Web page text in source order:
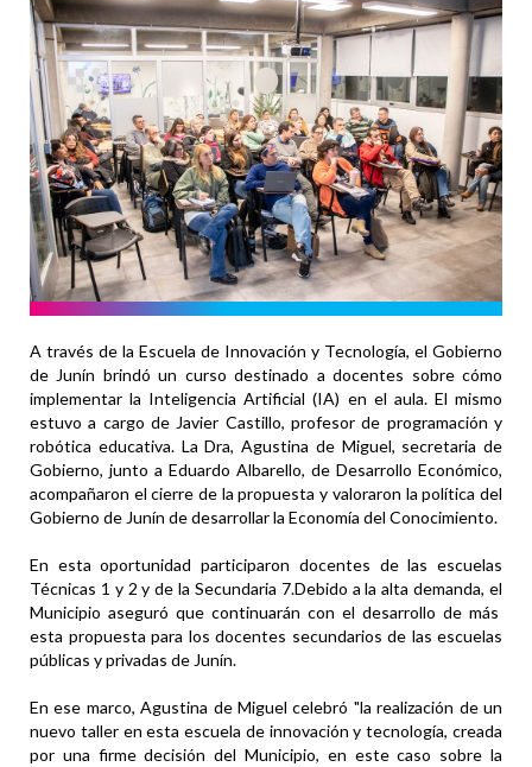
A través de la Escuela de Innovación y Tecnología, el Gobierno
de Junín brindó un curso destinado a docentes sobre cómo
implementar la Inteligencia Artificial (IA) en el aula. El mismo
estuvo a cargo de Javier Castillo, profesor de programación y
robótica educativa. La Dra, Agustina de Miguel, secretaria de
Gobierno, junto a Eduardo Albarello, de Desarrollo Económico,
acompañaron el cierre de la propuesta y valoraron la política del
Gobierno de Junín de desarrollar la Economía del Conocimiento.
En esta oportunidad participaron docentes de las escuelas
Técnicas 1 y 2 y de la Secundaria 7.Debido a la alta demanda, el
Municipio aseguró que continuarán con el desarrollo de más
esta propuesta para los docentes secundarios de las escuelas
públicas y privadas de Junín.
En ese marco, Agustina de Miguel celebró "la realización de un
nuevo taller en esta escuela de innovación y tecnología, creada
por una firme decisión del Municipio, en este caso sobre la